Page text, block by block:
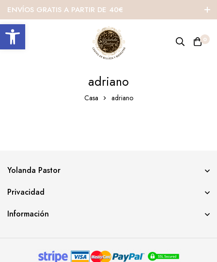
Abrir barra de herramientas
ENVÍOS GRATIS A PARTIR DE 40€
0
adriano
Casa adriano
Yolanda Pastor
Privacidad
Información